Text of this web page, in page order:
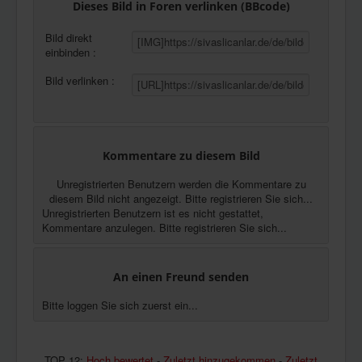
Dieses Bild in Foren verlinken (BBcode)
Bild direkt
einbinden :
Bild verlinken :
Kommentare zu diesem Bild
Unregistrierten Benutzern werden die Kommentare zu
diesem Bild nicht angezeigt. Bitte registrieren Sie sich...
Unregistrierten Benutzern ist es nicht gestattet,
Kommentare anzulegen. Bitte registrieren Sie sich...
An einen Freund senden
Bitte loggen Sie sich zuerst ein...